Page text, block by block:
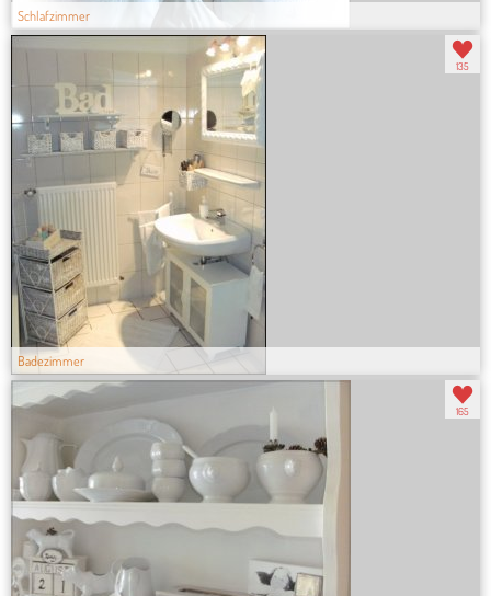
Schlafzimmer
Badezimmer
135
165